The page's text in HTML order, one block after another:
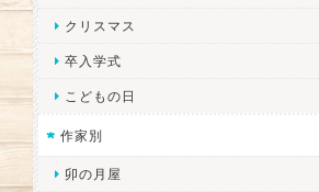
クリスマス
卒入学式
こどもの日
作家別
卯の月屋